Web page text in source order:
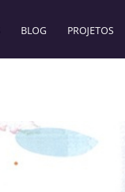
BLOG PROJETOS